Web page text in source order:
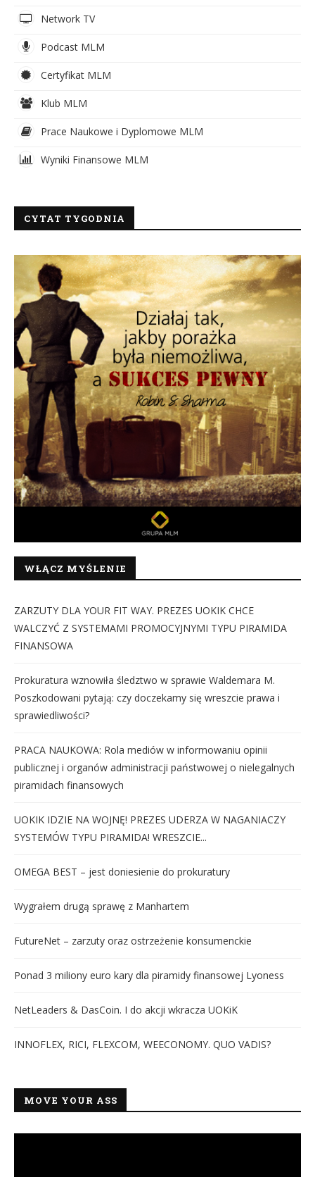
Network TV
Podcast MLM
Certyfikat MLM
Klub MLM
Prace Naukowe i Dyplomowe MLM
Wyniki Finansowe MLM
CYTAT TYGODNIA
WŁĄCZ MYŚLENIE
ZARZUTY DLA YOUR FIT WAY. PREZES UOKIK CHCE
WALCZYĆ Z SYSTEMAMI PROMOCYJNYMI TYPU PIRAMIDA
FINANSOWA
Prokuratura wznowiła śledztwo w sprawie Waldemara M.
Poszkodowani pytają: czy doczekamy się wreszcie prawa i
sprawiedliwości?
PRACA NAUKOWA: Rola mediów w informowaniu opinii
publicznej i organów administracji państwowej o nielegalnych
piramidach finansowych
UOKIK IDZIE NA WOJNĘ! PREZES UDERZA W NAGANIACZY
SYSTEMÓW TYPU PIRAMIDA! WRESZCIE...
OMEGA BEST – jest doniesienie do prokuratury
Wygrałem drugą sprawę z Manhartem
FutureNet – zarzuty oraz ostrzeżenie konsumenckie
Ponad 3 miliony euro kary dla piramidy finansowej Lyoness
NetLeaders & DasCoin. I do akcji wkracza UOKiK
INNOFLEX, RICI, FLEXCOM, WEECONOMY. QUO VADIS?
MOVE YOUR ASS